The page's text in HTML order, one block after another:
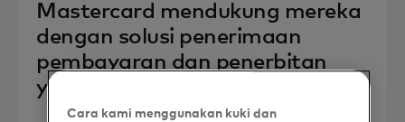
Mastercard mendukung mereka
dengan solusi penerimaan
pembayaran dan penerbitan
yang memberdayakan UKM.
Cara kami menggunakan kuki dan